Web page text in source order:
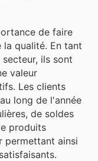
de faire
qualité. En tant
ils sont
valeur
Les clients
long de l'année
de soldes
produits
permettant ainsi